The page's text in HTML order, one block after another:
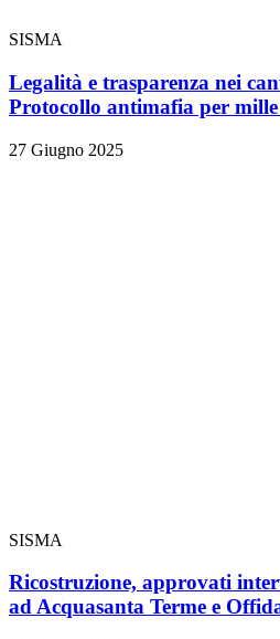
SISMA
Legalità e trasparenza nei
Protocollo antimafia per
27 Giugno 2025
SISMA
Ricostruzione, approvati
ad Acquasanta Terme e